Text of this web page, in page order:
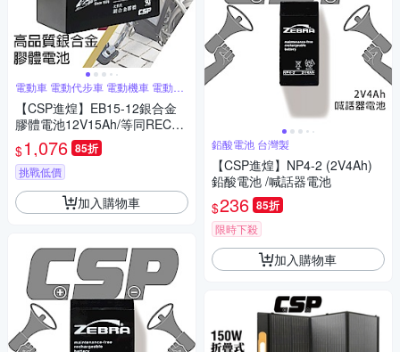
電動車 電動代步車 電動機車 電動腳
踏車
【CSP進煌】EB15-12銀合金
膠體電池12V15Ah/等同REC14
-12
$1,076 85折
挑戰低價
加入購物車
鉛酸電池 台灣製
【CSP進煌】NP4-2 (2V4Ah)
鉛酸電池 /喊話器電池
$236 85折
限時下殺
加入購物車